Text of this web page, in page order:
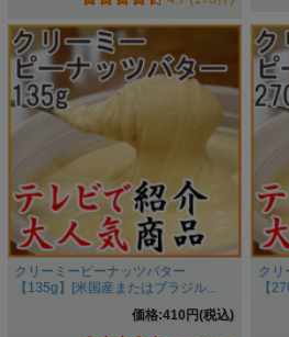
クリーミーピーナッツバター
【135g】[米国産またはブラジル...
価格:410円(税込)
クリ
【